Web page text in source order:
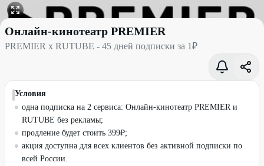
PREMIER x RUTUBE - 45 дней подписки за 1₽ со скидкой
Онлайн-кинотеатр PREMIER
PREMIER x RUTUBE - 45 дней подписки за 1₽
Условия
одна подписка на 2 сервиса: Онлайн-кинотеатр PREMIER и
RUTUBE без рекламы;
продление будет стоить 399₽;
акция доступна для всех клиентов без активной подписки по
всей России.